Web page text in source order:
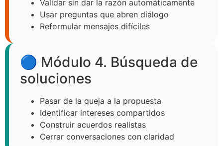
Validar sin dar la razón automáticamente
Usar preguntas que abren diálogo
Reformular mensajes difíciles
🔵 Módulo 4. Búsqueda de
soluciones
Pasar de la queja a la propuesta
Identificar intereses compartidos
Construir acuerdos realistas
Cerrar conversaciones con claridad